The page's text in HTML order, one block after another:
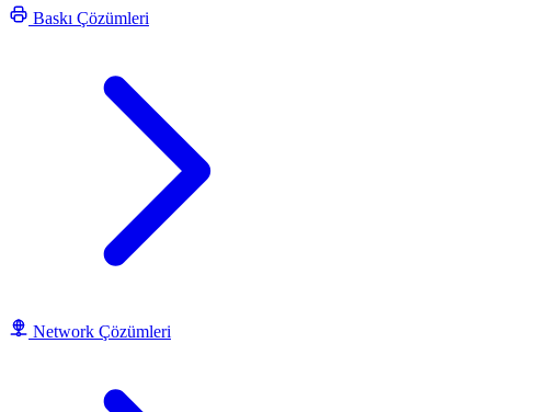
Baskı Çözümleri
Network Çözümleri